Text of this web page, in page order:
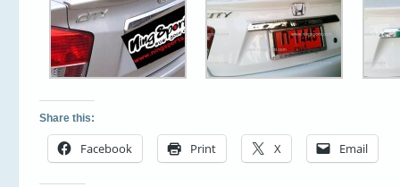
Share this:
Facebook Print X Email